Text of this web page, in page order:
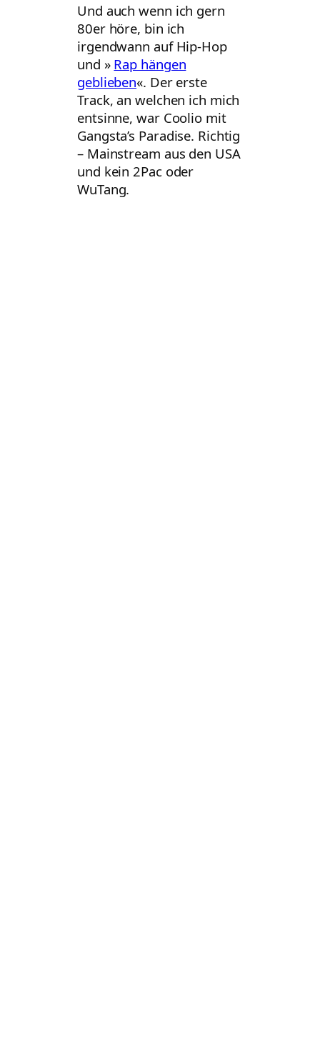
Und auch wenn ich gern
80er höre, bin ich
irgendwann auf Hip-Hop
und » Rap hängen
geblieben«. Der erste
Track, an welchen ich mich
entsinne, war Coolio mit
Gangsta’s Paradise. Richtig
– Mainstream aus den USA
und kein 2Pac oder
WuTang.